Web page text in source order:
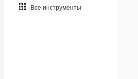
Все инструменты